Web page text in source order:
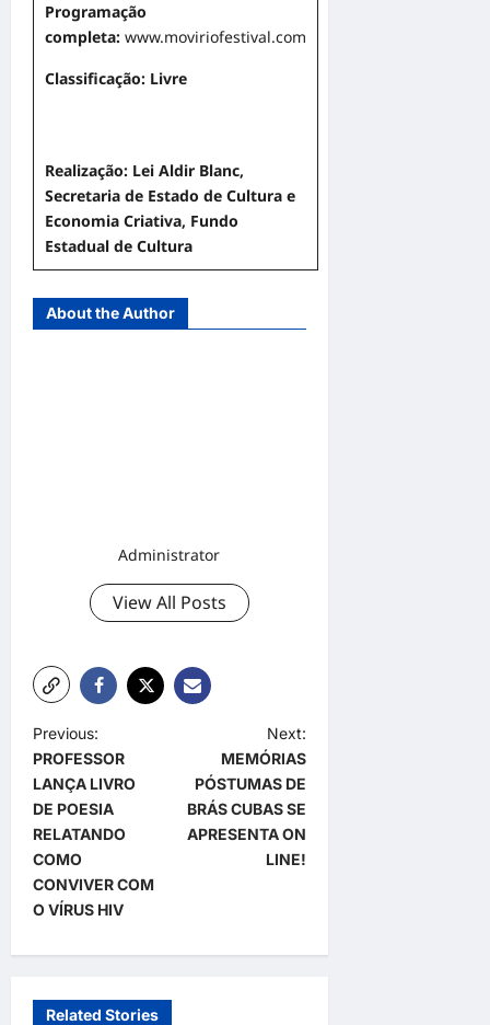
Programação
completa: www.moviriofestival.com
Classificação: Livre
Realização: Lei Aldir Blanc,
Secretaria de Estado de Cultura e
Economia Criativa, Fundo
Estadual de Cultura
About the Author
Administrator
View All Posts
P
o
s
t
n
a
g
Previous:
PROFESSOR
LANÇA LIVRO
DE POESIA
RELATANDO
COMO
CONVIVER COM
O VÍRUS HIV
Next:
MEMÓRIAS
PÓSTUMAS DE
BRÁS CUBAS SE
APRESENTA ON
LINE!
Related Stories